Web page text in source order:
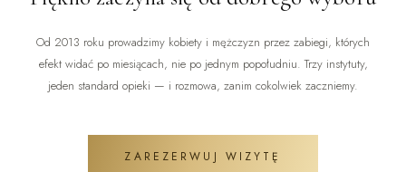
Od 2013 roku prowadzimy kobiety i mężczyzn przez zabiegi, których
efekt widać po miesiącach, nie po jednym popołudniu. Trzy instytuty,
jeden standard opieki — i rozmowa, zanim cokolwiek zaczniemy.
ZAREZERWUJ WIZYTĘ